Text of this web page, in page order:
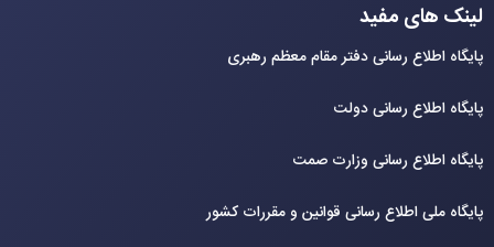
لینک های مفید
پایگاه اطلاع رسانی دفتر مقام معظم رهبری
پایگاه اطلاع رسانی دولت
پایگاه اطلاع رسانی وزارت صمت
پایگاه ملی اطلاع رسانی قوانین و مقررات کشور